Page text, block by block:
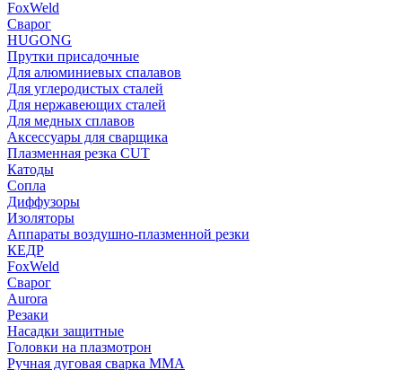
FoxWeld
Сварог
HUGONG
Прутки присадочные
Для алюминиевых спалавов
Для углеродистых сталей
Для нержавеющих сталей
Для медных сплавов
Аксессуары для сварщика
Плазменная резка CUT
Катоды
Сопла
Диффузоры
Изоляторы
Аппараты воздушно-плазменной резки
КЕДР
FoxWeld
Сварог
Aurora
Резаки
Насадки защитные
Головки на плазмотрон
Ручная дуговая сварка MMA